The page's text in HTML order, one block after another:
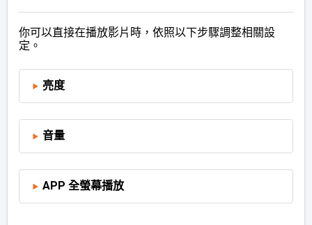
你可以直接在播放影片時，依照以下步驟調整相關設
定。
亮度
音量
APP 全螢幕播放